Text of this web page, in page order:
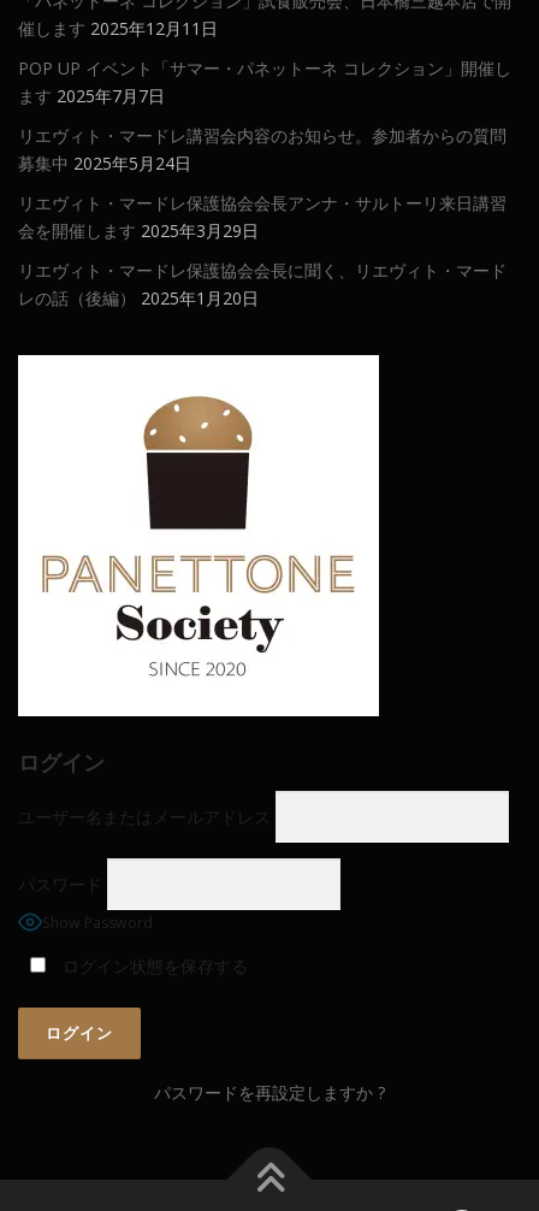
催します 2025年12月11日
POP UP イベント「サマー・パネットーネ コレクション」開催し
ます 2025年7月7日
リエヴィト・マードレ講習会内容のお知らせ。参加者からの質問
募集中 2025年5月24日
リエヴィト・マードレ保護協会会長アンナ・サルトーリ来日講習
会を開催します 2025年3月29日
リエヴィト・マードレ保護協会会長に聞く、リエヴィト・マード
レの話（後編）
2025年1月20日
ログイン
ユーザー名またはメールアドレス
パスワード
Show Password
ログイン状態を保存する
パスワードを再設定しますか ?